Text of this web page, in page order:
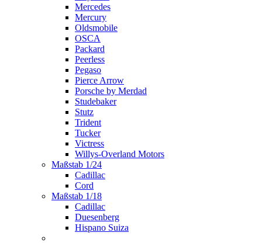
Mercedes
Mercury
Oldsmobile
OSCA
Packard
Peerless
Pegaso
Pierce Arrow
Porsche by Merdad
Studebaker
Stutz
Trident
Tucker
Victress
Willys-Overland Motors
Maßstab 1/24
Cadillac
Cord
Maßstab 1/18
Cadillac
Duesenberg
Hispano Suiza